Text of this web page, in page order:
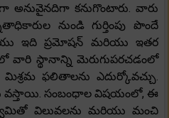
అనువైనదిగా కనుగొంటారు. వారు
నుండి గుర్తింపు పొందే
ఇది ప్రమోషన్ మరియు ఇతర
స్థానాన్ని మెరుగుపరచడంలో
మిశ్రమ ఫలితాలను ఎదుర్కోవచ్చు.
వస్తాయి. సంబంధాల విషయంలో, ఈ
విలువలను మరియు మంచి